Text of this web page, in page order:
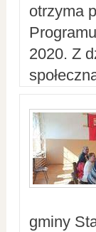
otrzyma
2020. Z
gminy